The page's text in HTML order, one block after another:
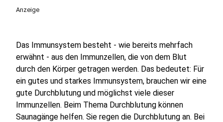
Anzeige
Das Immunsystem besteht - wie bereits mehrfach
erwähnt - aus den Immunzellen, die von dem Blut
durch den Körper getragen werden. Das bedeutet: Für
ein gutes und starkes Immunsystem, brauchen wir eine
gute Durchblutung und möglichst viele dieser
Immunzellen. Beim Thema Durchblutung können
Saunagänge helfen. Sie regen die Durchblutung an. Bei